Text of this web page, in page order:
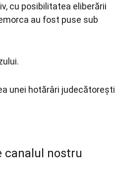
cu posibilitatea eliberării
au fost puse sub
unei hotărâri judecătorești
canalul nostru